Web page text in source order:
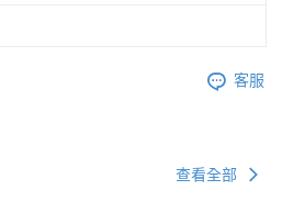
客服
查看全部